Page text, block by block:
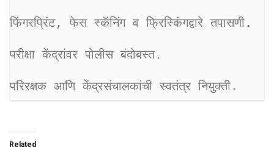
फिंगरप्रिंट, फेस स्कॅनिंग व फ्रिस्किंगद्वारे तपासणी.
परीक्षा केंद्रांवर पोलीस बंदोबस्त.
परिरक्षक आणि केंद्रसंचालकांची स्वतंत्र नियुक्ती.
Related